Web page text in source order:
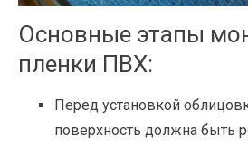
Основные этапы
пленки ПВХ:
Перед установкой
поверхность должна быть